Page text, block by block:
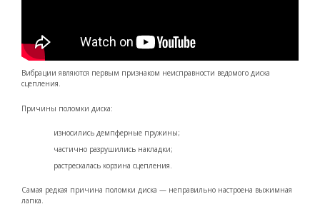
Вибрации являются первым признаком неисправности ведомого диска
сцепления.
Причины поломки диска:
износились демпферные пружины;
частично разрушились накладки;
растрескалась корзина сцепления.
Самая редкая причина поломки диска — неправильно настроена выжимная
лапка.